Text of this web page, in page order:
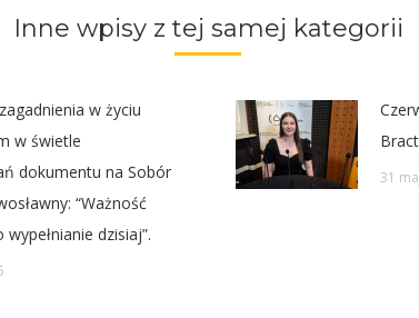
Inne wpisy z tej samej kategorii
w życiu
w świetle
dokumentu na Sobór
“Ważność
dzisiaj”.
31